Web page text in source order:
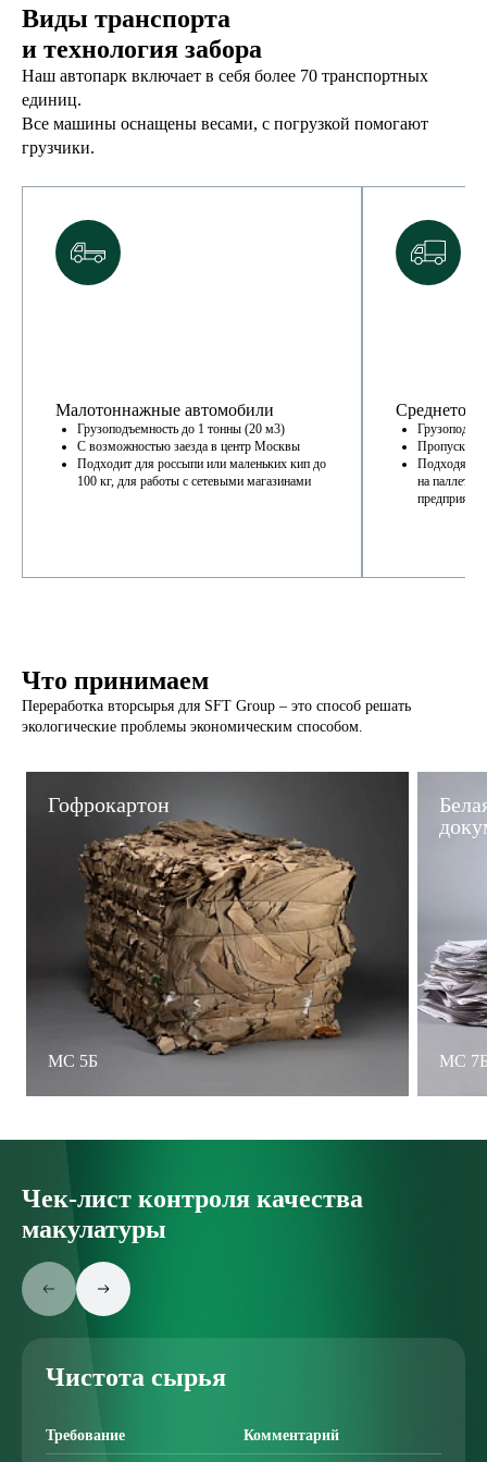
Виды транспорта
и технология забора
Наш автопарк включает в себя более 70 транспортных
единиц.
Все машины оснащены весами, с погрузкой помогают
грузчики.
Малотоннажные автомобили
Грузоподъемность до 1 тонны (20 м3)
С возможностью заезда в центр Москвы
Подходит для россыпи или маленьких кип до
100 кг, для работы с сетевыми магазинами
Пропуска
Подходят
на
Что принимаем
Переработка вторсырья для SFT Group – это способ решать
экологические проблемы экономическим способом.
Гофрокартон
МС 5Б МС
Чек-лист контроля качества
макулатуры
Чистота сырья
Требование Комментарий